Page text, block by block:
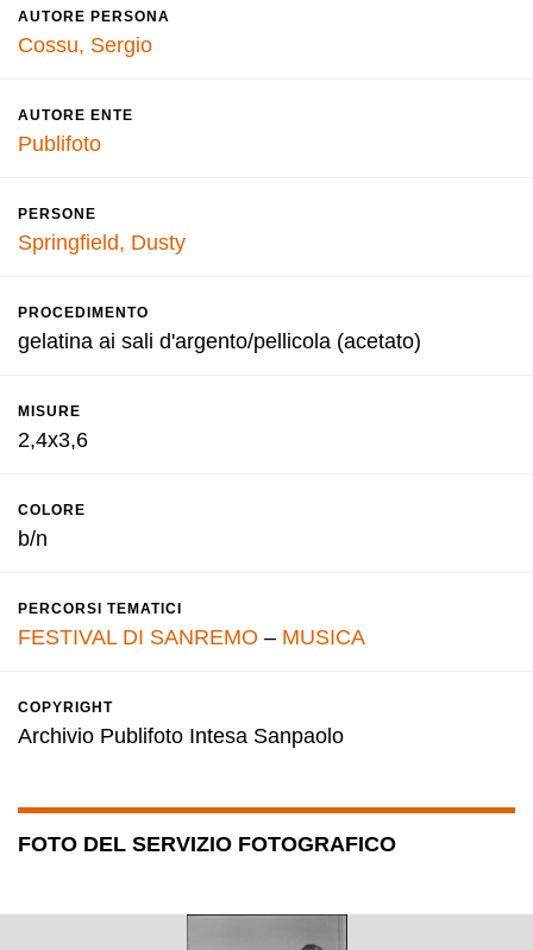
AUTORE PERSONA
Cossu, Sergio
AUTORE ENTE
Publifoto
PERSONE
Springfield, Dusty
PROCEDIMENTO
gelatina ai sali d'argento/pellicola (acetato)
MISURE
2,4x3,6
COLORE
b/n
PERCORSI TEMATICI
FESTIVAL DI SANREMO – MUSICA
COPYRIGHT
Archivio Publifoto Intesa Sanpaolo
FOTO DEL SERVIZIO FOTOGRAFICO